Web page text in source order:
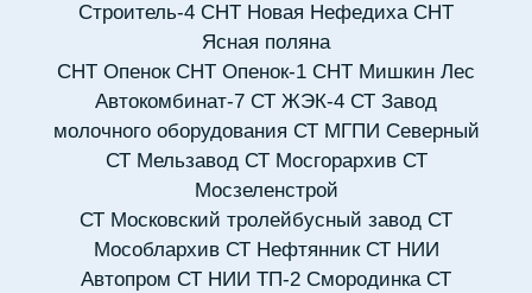
Строитель-4 СНТ Новая Нефедиха СНТ
Ясная поляна
СНТ Опенок СНТ Опенок-1 СНТ Мишкин Лес
Автокомбинат-7 СТ ЖЭК-4 СТ Завод
молочного оборудования СТ МГПИ Северный
СТ Мельзавод СТ Мосгорархив СТ
Мосзеленстрой
СТ Московский тролейбусный завод СТ
Мособлархив СТ Нефтянник СТ НИИ
Автопром СТ НИИ ТП-2 Смородинка СТ